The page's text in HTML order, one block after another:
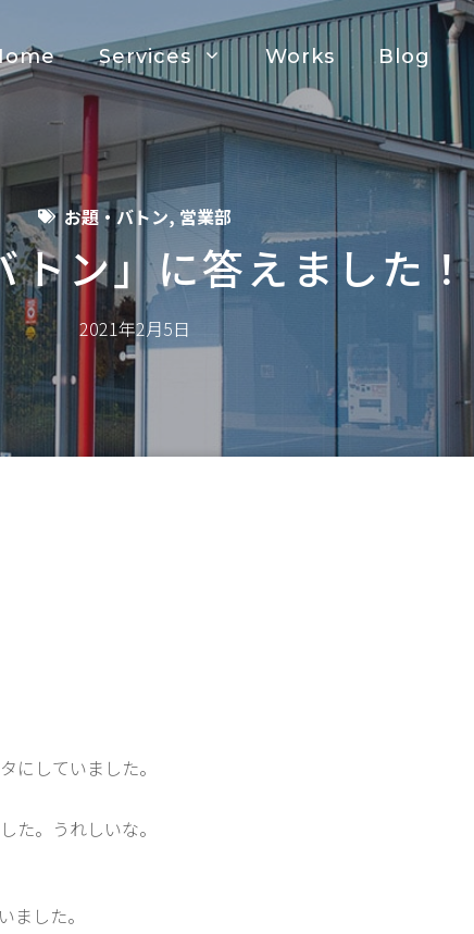
Services Works Blog
お題・バトン,営業部
トン」に答えました！
2021年2月5日
にしていました。
た。うれしいな。
した。